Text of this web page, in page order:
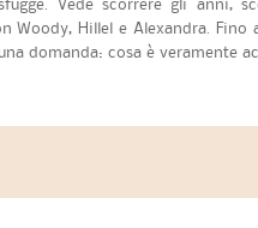
Woody, Hillel e Alexandra. Fino
domanda: cosa è veramente